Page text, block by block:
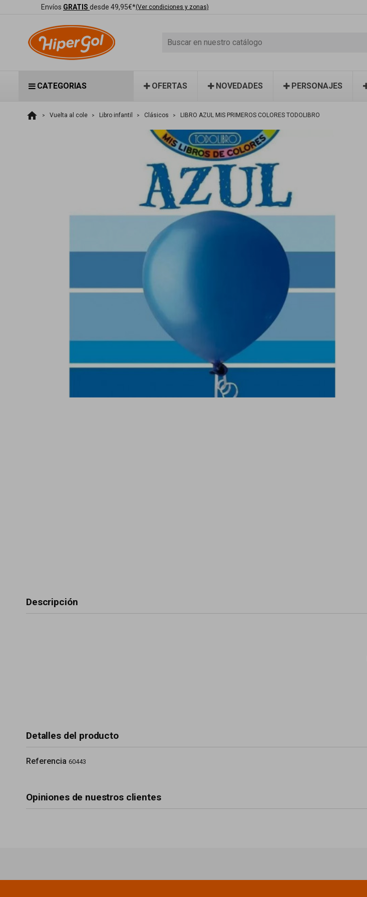
Envíos GRATIS desde 49,95€*(Ver condiciones y zonas)
CATEGORIAS OFERTAS NOVEDADES PERSONAJES
home Vuelta al cole Libro infantil Clásicos LIBRO AZUL MIS PRIMEROS COLORES TODOLIBRO
Descripción
Detalles del producto
Referencia 60443
Opiniones de nuestros clientes